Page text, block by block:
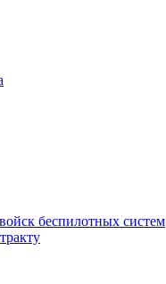
беспилотных систем